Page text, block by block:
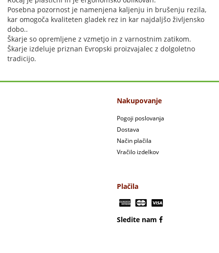
Posebna pozornost je namenjena kaljenju in brušenju rezila,
kar omogoča kvaliteten gladek rez in kar najdaljšo življensko
dobo..
Škarje so opremljene z vzmetjo in z varnostnim zatikom.
Škarje izdeluje priznan Evropski proizvajalec z dolgoletno
tradicijo.
Nakupovanje
Pogoji poslovanja
Dostava
Način plačila
Vračilo izdelkov
Plačila
Sledite nam